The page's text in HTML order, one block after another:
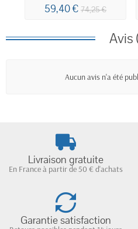
59,40 € 74,25 €
Avis
Aucun avis n'a été
Livraison gratuite
En France à partir de 50 € d'achats
Garantie satisfaction